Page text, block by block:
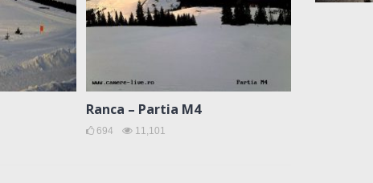
Ranca – Partia M4
694 11,101